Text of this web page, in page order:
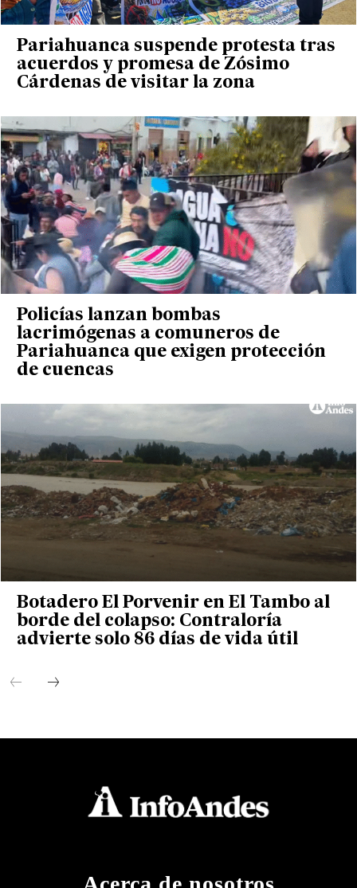
Pariahuanca suspende protesta tras
acuerdos y promesa de Zósimo
Cárdenas de visitar la zona
Policías lanzan bombas
lacrimógenas a comuneros de
Pariahuanca que exigen protección
de cuencas
Botadero El Porvenir en El Tambo al
borde del colapso: Contraloría
advierte solo 86 días de vida útil